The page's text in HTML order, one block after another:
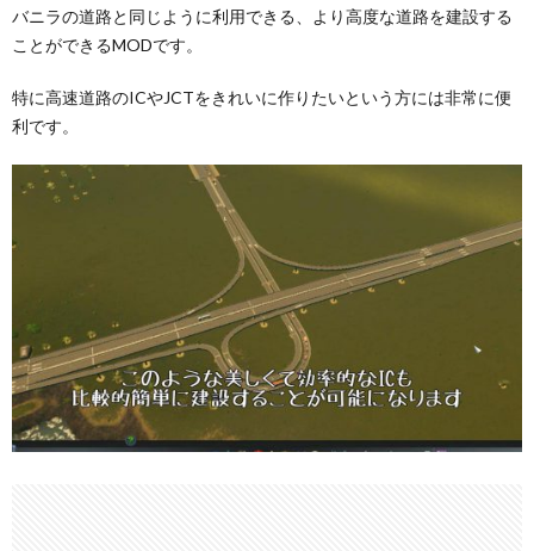
バニラの道路と同じように利用できる、より高度な道路を建設する
ことができるMODです。
特に高速道路のICやJCTをきれいに作りたいという方には非常に便
利です。